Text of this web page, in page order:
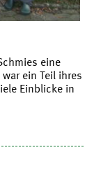
eine
ein Teil ihres
Einblicke in